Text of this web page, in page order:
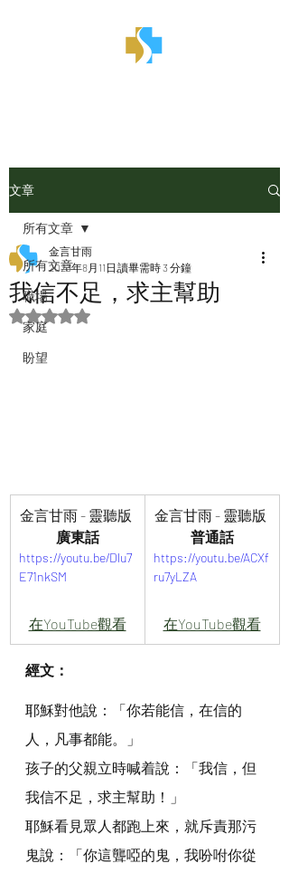
文章
所有文章
職場
家庭
盼望
所有文章
我信不足，求主幫助
金言甘雨
2023年8月11日 讀畢需時 3 分鐘
評等為 NaN（最高為 5 顆星）。
金言甘雨 - 靈聽版
廣東話
https://youtu.be/Dlu7
E71nkSM
在YouTube觀看
金言甘雨 - 靈聽版
普通話
https://youtu.be/ACXf
ru7yLZA
在YouTube觀看
經文：
耶穌對他說：「你若能信，在信的
人，凡事都能。」
孩子的父親立時喊着說：「我信，但
我信不足，求主幫助！」
耶穌看見眾人都跑上來，就斥責那污
鬼說：「你這聾啞的鬼，我吩咐你從